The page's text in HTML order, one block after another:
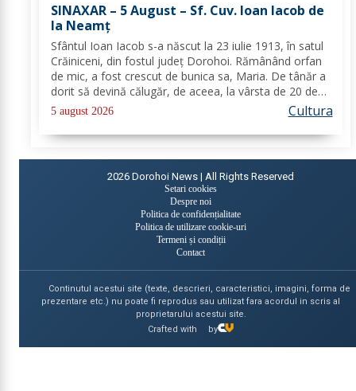
SINAXAR – 5 August – Sf. Cuv. Ioan Iacob de
la Neamţ
Sfântul Ioan Iacob s-a născut la 23 iulie 1913, în satul
Crăiniceni, din fostul județ Dorohoi. Rămânând orfan
de mic, a fost crescut de bunica sa, Maria. De tânăr a
dorit să devină călugăr, de aceea, la vârsta de 20 de
ani, și-a îndreptat pașii spre Mănăstirea Neamț. La 8
aprilie 1936, rasoforul...
5 august 2026 Cultura
2026 Dorohoi News | All Rights Reserved
Setari cookies
Despre noi
Politica de confidențialitate
Politica de utilizare cookie-uri
Termeni și condiții
Contact
Continutul acestui site (texte, descrieri, caracteristici, imagini, forma de
prezentare etc.) nu poate fi reprodus sau utilizat fara acordul in scris al
proprietarului acestui site.
Crafted with
by